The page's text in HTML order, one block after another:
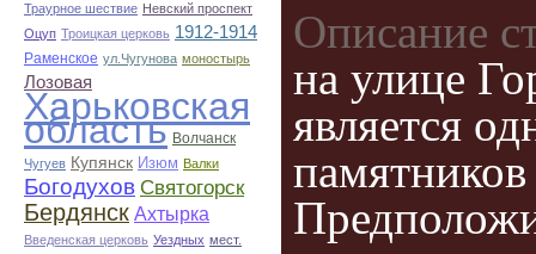
Траурное шествие Невский проспект
Оцуп Троицкая церковь 1912-1914
Раменское ул.Чугунова моностырь
Лозовая
Харьковская
область Волчанск
Чугуев Купянск Изюм Валки
Богодухов Святогорск
Бердянск Ахтырка
Введенская церковь Уездных мест.
Описание
на улице
является